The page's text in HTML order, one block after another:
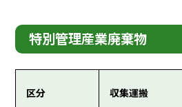
特別管理産業廃棄物
区分 収集運搬